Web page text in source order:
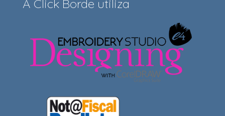
A Click Borde utiliza